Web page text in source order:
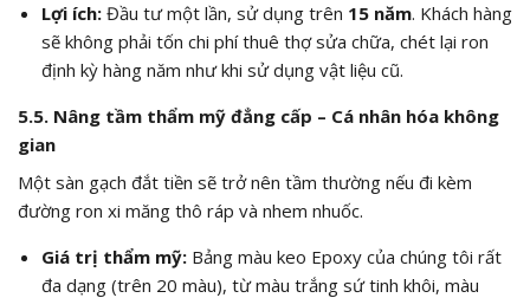
Lợi ích:Đầu tư một lần, sử dụng trên 15 năm. Khách hàng
sẽ không phải tốn chi phí thuê thợ sửa chữa, chét lại ron
định kỳ hàng năm như khi sử dụng vật liệu cũ.
5.5. Nâng tầm thẩm mỹ đẳng cấp – Cá nhân hóa không
gian
Một sàn gạch đắt tiền sẽ trở nên tầm thường nếu đi kèm
đường ron xi măng thô ráp và nhem nhuốc.
Giá trị thẩm mỹ:Bảng màu keo Epoxy của chúng tôi rất
đa dạng (trên 20 màu), từ màu trắng sứ tinh khôi, màu